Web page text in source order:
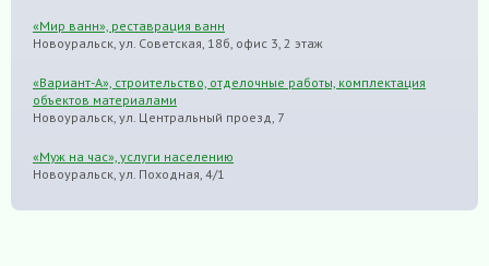
«Мир ванн», реставрация ванн
Новоуральск, ул. Советская, 18б, офис 3, 2 этаж
«Вариант-А», строительство, отделочные работы, комплектация
объектов материалами
Новоуральск, ул. Центральный проезд, 7
«Муж на час», услуги населению
Новоуральск, ул. Походная, 4/1